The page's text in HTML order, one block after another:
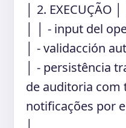
│ 2.
│ │ - input del
│ - validacción
│ - persistência
de auditoria
notificações por